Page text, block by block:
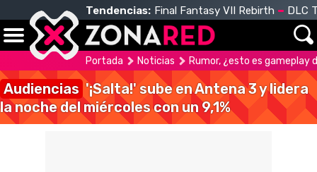
Tendencias: Final Fantasy VII Rebirth DLC
Portada Noticias Rumor, ¿esto es gameplay
Audiencias '¡Salta!' sube en Antena 3 y lidera
la noche del miércoles con un 9,1%